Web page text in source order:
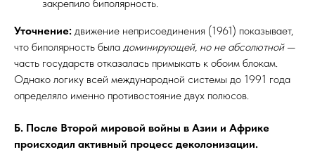
закрепило биполярность.​
Уточнение: движение неприсоединения (1961) показывает,
что биполярность была доминирующей, но не абсолютной—
часть государств отказалась примыкать к обоим блокам.
Однако логику всей международной системы до 1991 года
определяло именно противостояние двух полюсов.​
Б. После Второй мировой войны в Азии и Африке
происходил активный процесс деколонизации.